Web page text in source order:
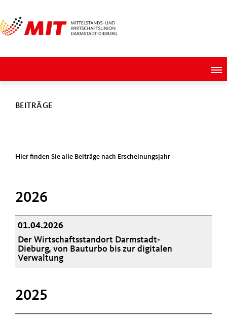
BEITRÄGE
Hier finden Sie alle Beiträge nach Erscheinungsjahr
2026
01.04.2026
Der Wirtschaftsstandort Darmstadt-
Dieburg, von Bauturbo bis zur digitalen
Verwaltung
2025